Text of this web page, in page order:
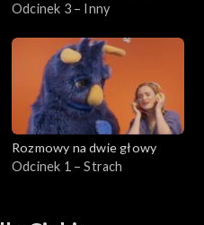
Odcinek 3 – Inny
Rozmowy na dwie głowy
Odcinek 1 – Strach